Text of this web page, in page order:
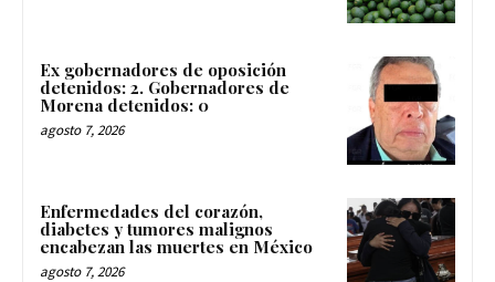
Ex gobernadores de oposición
detenidos: 2. Gobernadores de
Morena detenidos: 0
agosto 7, 2026
Enfermedades del corazón,
diabetes y tumores malignos
encabezan las muertes en México
agosto 7, 2026